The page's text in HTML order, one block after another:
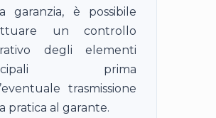
garanzia, è possibile
un controllo
degli elementi
prima
trasmissione
pratica al garante.